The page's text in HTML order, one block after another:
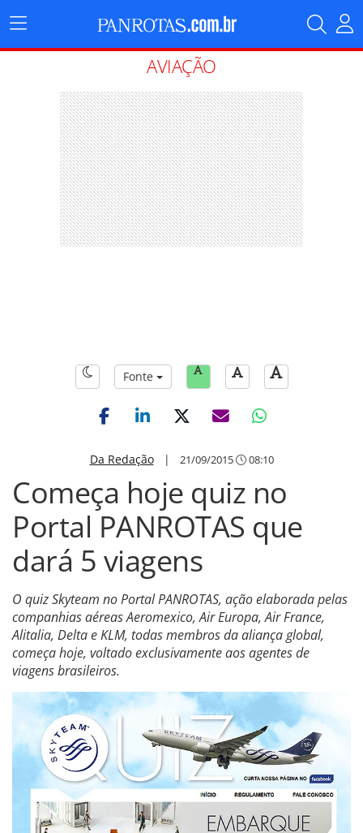
Menu
Principal
AVIAÇÃO
Fonte
Da Redação| 21/09/2015 08:10
Começa hoje quiz no
Portal PANROTAS que
dará 5 viagens
O quiz Skyteam no Portal PANROTAS, ação elaborada pelas
companhias aéreas Aeromexico, Air Europa, Air France,
Alitalia, Delta e KLM, todas membros da aliança global,
começa hoje, voltado exclusivamente aos agentes de
viagens brasileiros.